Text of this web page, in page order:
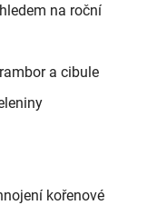
na roční
a cibule
kořenové